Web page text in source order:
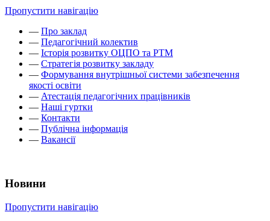
Пропустити навігацію
— Про заклад
— Педагогічний колектив
— Історія розвитку ОЦПО та РТМ
— Стратегія розвитку закладу
— Формування внутрішньої системи забезпечення
якості освіти
— Атестація педагогічних працівників
— Наші гуртки
— Контакти
— Публічна інформація
— Вакансії
Новини
Пропустити навігацію